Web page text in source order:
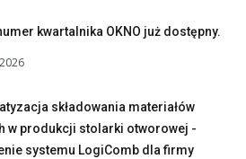
kwartalnika OKNO już dostępny.
składowania materiałów
w produkcji stolarki otworowej -
systemu LogiComb dla firmy